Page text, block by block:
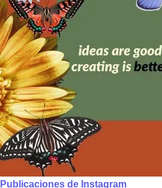
Publicaciones de Instagram